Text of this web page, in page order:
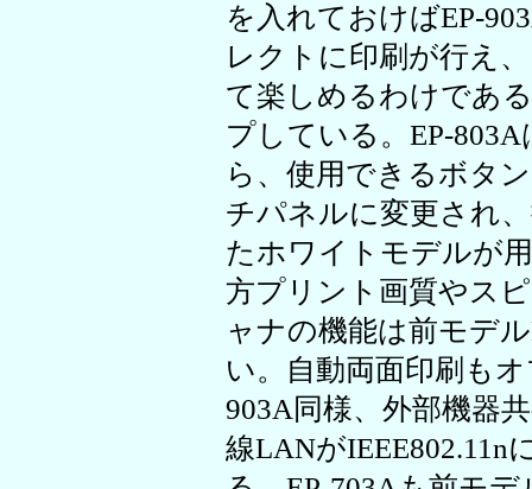
を入れておけばEP-
レクトに印刷が行え
て楽しめるわけであ
プしている。EP-
ら、使用できるボタ
チパネルに変更され
たホワイトモデルが
方プリント画質やス
ャナの機能は前モデ
い。自動両面印刷も
903A同様、外部機器
線LANがIEEE802.11n